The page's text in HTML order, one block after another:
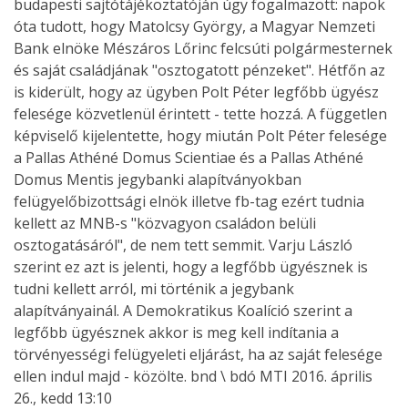
budapesti sajtótájékoztatóján úgy fogalmazott: napok
óta tudott, hogy Matolcsy György, a Magyar Nemzeti
Bank elnöke Mészáros Lőrinc felcsúti polgármesternek
és saját családjának "osztogatott pénzeket". Hétfőn az
is kiderült, hogy az ügyben Polt Péter legfőbb ügyész
felesége közvetlenül érintett - tette hozzá. A független
képviselő kijelentette, hogy miután Polt Péter felesége
a Pallas Athéné Domus Scientiae és a Pallas Athéné
Domus Mentis jegybanki alapítványokban
felügyelőbizottsági elnök illetve fb-tag ezért tudnia
kellett az MNB-s "közvagyon családon belüli
osztogatásáról", de nem tett semmit. Varju László
szerint ez azt is jelenti, hogy a legfőbb ügyésznek is
tudni kellett arról, mi történik a jegybank
alapítványainál. A Demokratikus Koalíció szerint a
legfőbb ügyésznek akkor is meg kell indítania a
törvényességi felügyeleti eljárást, ha az saját felesége
ellen indul majd - közölte. bnd \ bdó MTI 2016. április
26., kedd 13:10